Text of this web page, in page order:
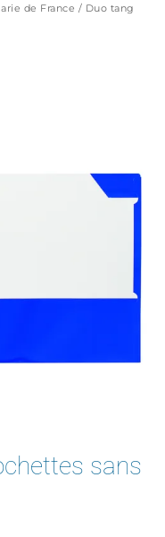
de France / Duo tang
sans